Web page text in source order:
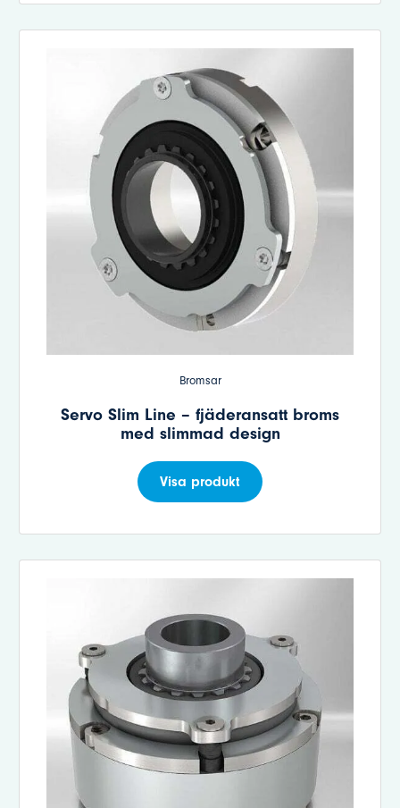
Bromsar
Servo Slim Line – fjäderansatt broms
med slimmad design
Visa produkt